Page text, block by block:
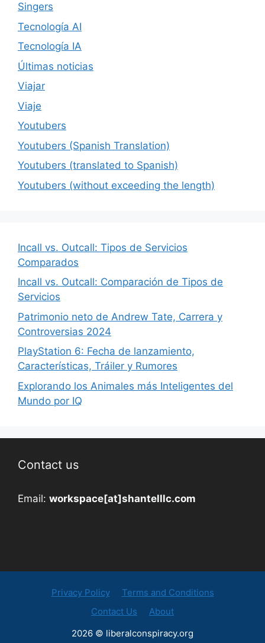
Singers
Tecnología AI
Tecnología IA
Últimas noticias
Viajar
Viaje
Youtubers
Youtubers (Spanish Translation)
Youtubers (translated to Spanish)
Youtubers (without exceeding the length)
Incall vs. Outcall: Tipos de Servicios
Comparados
Incall vs. Outcall: Comparación de Tipos de
Servicios
Patrimonio neto de Andrew Tate, Carrera y
Controversias 2024
PlayStation 6: Fecha de lanzamiento,
Características, Tráiler y Rumores
Explorando los Animales más Inteligentes del
Mundo por IQ
Contact us
Email: workspace[at]shantelllc.com
Privacy Policy
Terms and Conditions
Contact Us
About
2026 © liberalconspiracy.org